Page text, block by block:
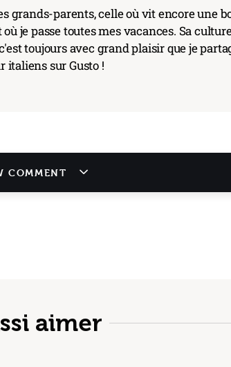
grands-parents, celle où vit encore une
je passe toutes mes vacances. Sa
toujours avec grand plaisir que je
italiens sur Gusto !
COMMENT
aimer